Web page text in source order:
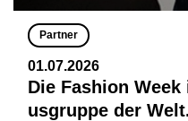
Partner
01.07.2026
Die Fashion
usgruppe der